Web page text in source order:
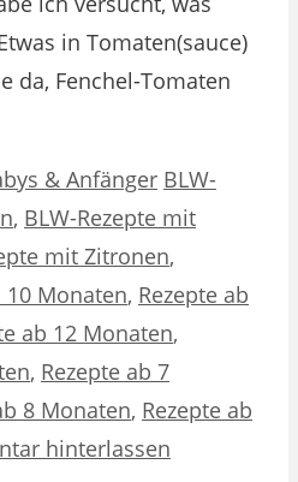
in Tomaten(sauce)
da, Fenchel-Tomaten
& Anfänger Schlagwörter
BLW-
, BLW-Rezepte mit
mit Zitronen,
10 Monaten, Rezepte ab
ab 12 Monaten,
, Rezepte ab 7
8 Monaten, Rezepte ab
hinterlassen